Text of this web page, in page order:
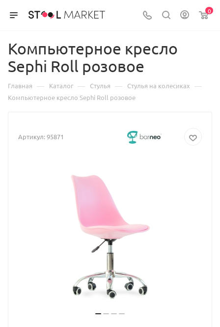
0
Компьютерное кресло
Sephi Roll розовое
Главная — Каталог — Стулья — Стулья на колесиках —
Компьютерное кресло Sephi Roll розовое
Артикул:95871